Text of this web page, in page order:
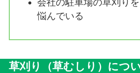
会社の駐車場の草刈り
悩んでいる
草刈り（草むしり）につ